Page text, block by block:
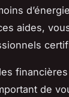
aides,
de